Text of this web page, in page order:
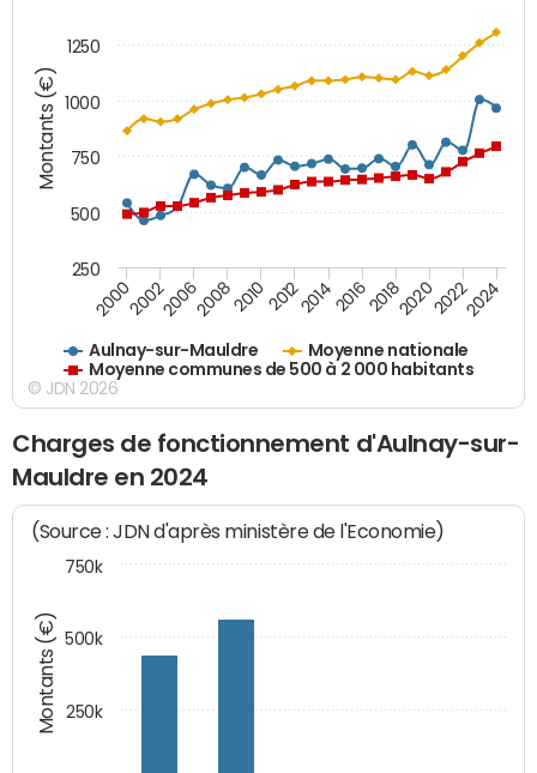
Montants (€)
Aulnay-sur-Mauldre
Moyenne nationale
Moyenne communes de 500 à 2 000 habitants
200020022006200820102012201420162018202020222024
250
500
750
1000
1250
© JDN 2026
Charges de fonctionnement d'Aulnay-sur-
Mauldre en 2024
Montants (€)
(Source : JDN d'après ministère de l'Economie)
500k
250k
750k